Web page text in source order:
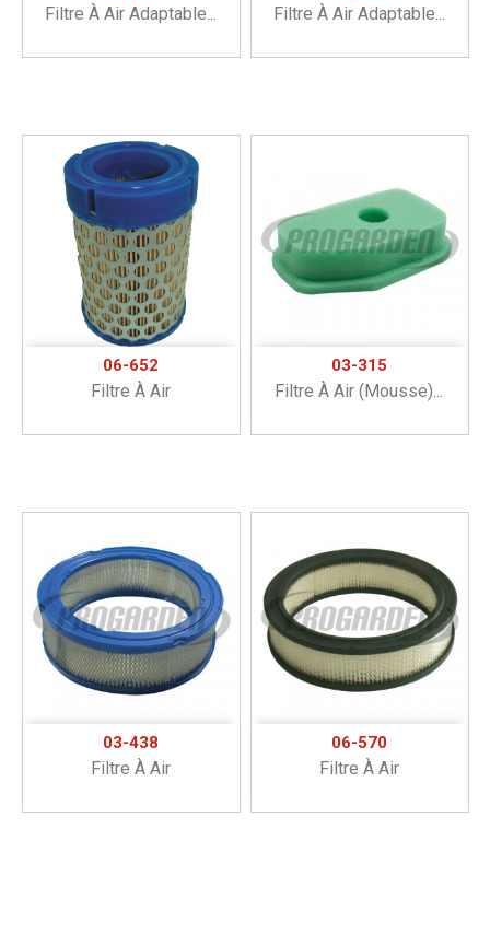
Filtre À Air Adaptable... Filtre À Air Adaptable...
06-652
Filtre À Air
03-315
Filtre À Air (mousse)...
03-438
Filtre À Air
06-570
Filtre À Air